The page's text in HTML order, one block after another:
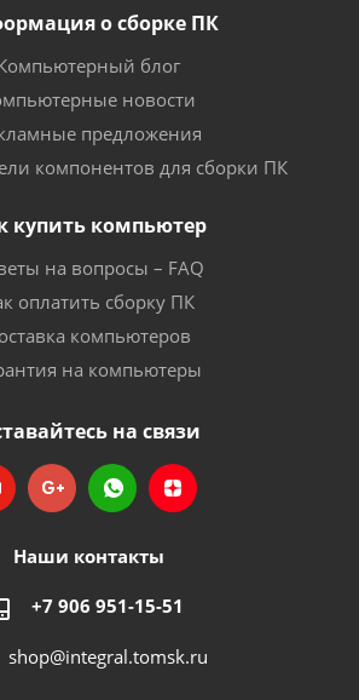
о сборке ПК
блог
новости
предложения
компонентов для сборки ПК
купить компьютер
на вопросы – FAQ
оплатить сборку ПК
компьютеров
на компьютеры
на связи
Наши контакты
+7 906 951-15-51
shop@integral.tomsk.ru